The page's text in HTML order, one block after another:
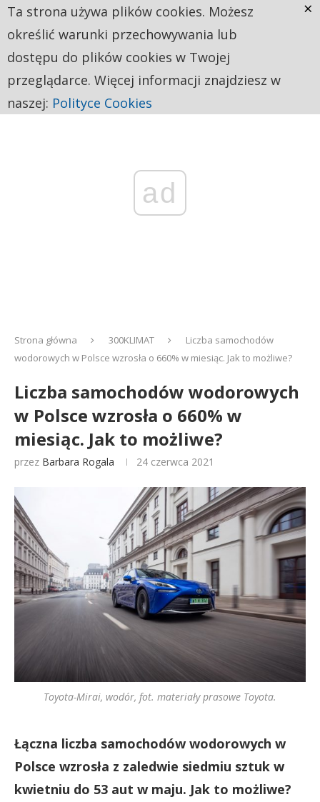
ad
Strona główna 300KLIMAT
Liczba samochodów
wodorowych w Polsce wzrosła o 660% w miesiąc. Jak to możliwe?
Liczba samochodów wodorowych
w Polsce wzrosła o 660% w
miesiąc. Jak to możliwe?
przez Barbara Rogala 24 czerwca 2021
Toyota-Mirai, wodór, fot. materiały prasowe Toyota.
Łączna liczba samochodów wodorowych w
Polsce wzrosła z zaledwie siedmiu sztuk w
kwietniu do 53 aut w maju. Jak to możliwe?
Ta strona używa plików cookies. Możesz
określić warunki przechowywania lub
dostępu do plików cookies w Twojej
przeglądarce. Więcej informacji znajdziesz w
naszej: Polityce Cookies
×